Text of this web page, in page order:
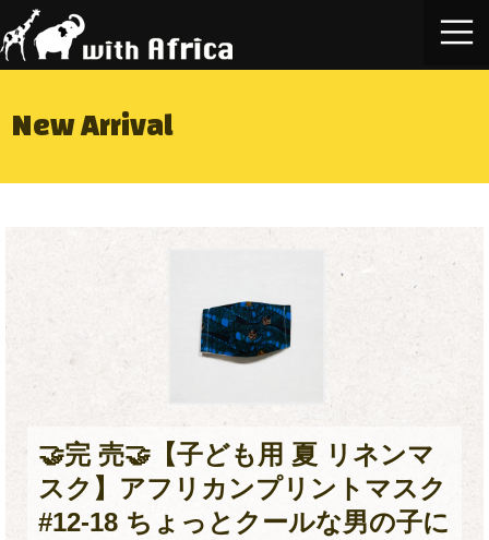
New Arrival
🤝完 売🤝【子ども用 夏 リネンマ
スク】アフリカンプリントマスク
#12-18 ちょっとクールな男の子に